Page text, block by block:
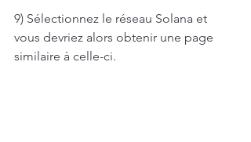
9) Sélectionnez le réseau Solana et
vous devriez alors obtenir une page
similaire à celle-ci.